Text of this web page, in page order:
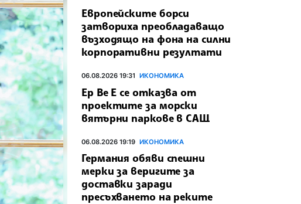
Европейските борси
затвориха преобладаващо
възходящо на фона на силни
корпоративни резултати
06.08.2026 19:31 ИКОНОМИКА
Ер Ве Е се отказва от
проектите за морски
вятърни паркове в САЩ
06.08.2026 19:19 ИКОНОМИКА
Германия обяви спешни
мерки за веригите за
доставки заради
пресъхването на реките